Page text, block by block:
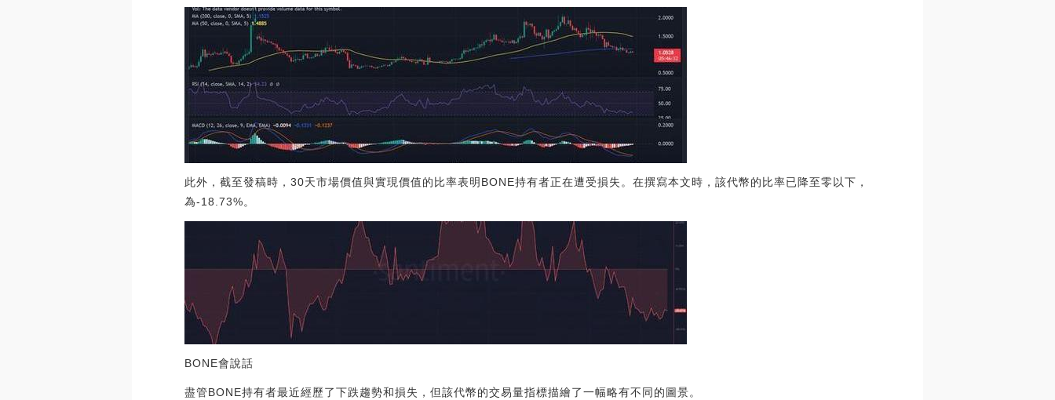
此外，截至發稿時，30天市場價值與實現價值的比率表明BONE持有者正在遭受損失。在撰寫本文時，該代幣的比率已降至零以下，
為-18.73%。
BONE會說話
盡管BONE持有者最近經歷了下跌趨勢和損失，但該代幣的交易量指標描繪了一幅略有不同的圖景。